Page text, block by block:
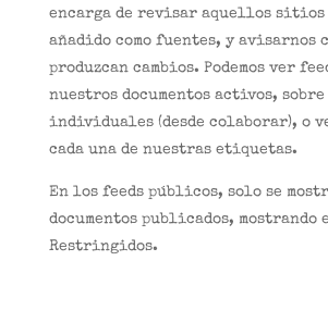
encarga de revisar aquellos sitios
añadido como fuentes, y avisarnos
produzcan cambios. Podemos ver
nuestros documentos activos, sobre
individuales (desde colaborar), o
cada una de nuestras etiquetas.
En los feeds públicos, solo se
documentos publicados, mostrando
Restringidos.